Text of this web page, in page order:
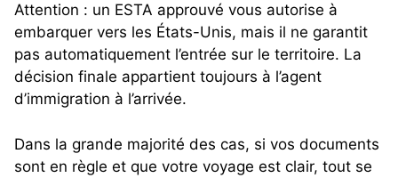
Attention : un ESTA approuvé vous autorise à
embarquer vers les États-Unis, mais il ne garantit
pas automatiquement l’entrée sur le territoire. La
décision finale appartient toujours à l’agent
d’immigration à l’arrivée.
Dans la grande majorité des cas, si vos documents
sont en règle et que votre voyage est clair, tout se